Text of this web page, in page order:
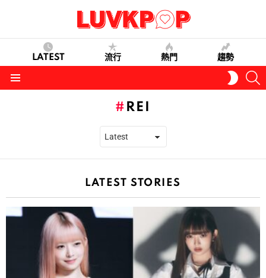
LATEST 流行 熱門 趨勢
SKIN
REI
LATEST STORIES